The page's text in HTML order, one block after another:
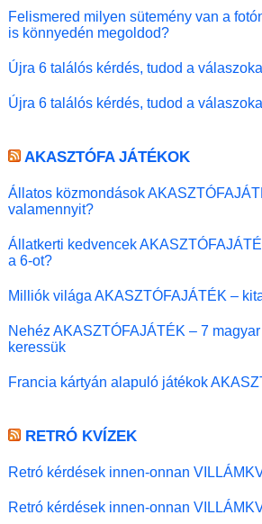
Felismered milyen sütemény van a
is könnyedén megoldod?
Újra 6 találós kérdés, tudod a
Újra 6 találós kérdés, tudod a
AKASZTÓFA JÁTÉKOK
Állatos közmondások
valamennyit?
Állatkerti kedvencek
a 6-ot?
Milliók világa AKASZTÓFAJÁTÉK –
Nehéz AKASZTÓFAJÁTÉK – 7
keressük
Francia kártyán alapuló játékok
RETRÓ KVÍZEK
Retró kérdések innen-onnan
Retró kérdések innen-onnan